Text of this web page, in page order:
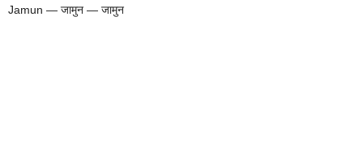
Jamun — जामुन — जामुन